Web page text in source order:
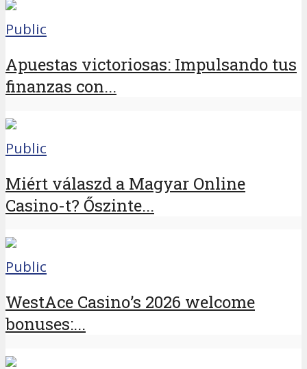
Public
Apuestas victoriosas: Impulsando tus
finanzas con...
Public
Miért válaszd a Magyar Online
Casino-t? Őszinte...
Public
WestAce Casino’s 2026 welcome
bonuses:...